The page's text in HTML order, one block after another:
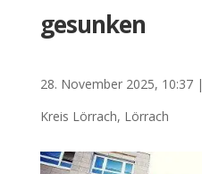
gesunken
28. November 2025, 10:37|
Kreis Lörrach, Lörrach